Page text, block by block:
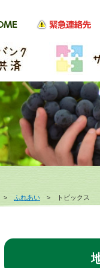
> ふれあい > トピックス